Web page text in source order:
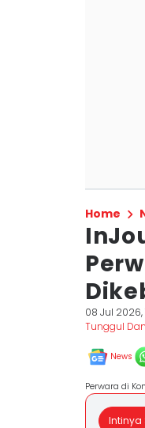
Home
08 Jul 2026,
Tunggul
News
Perwara di
Intinya